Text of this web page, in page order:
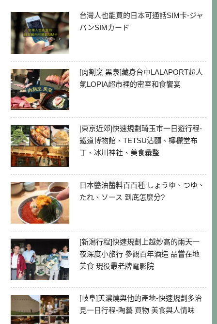
台灣人也能買的日本可通話SIM卡-ジャ
パンSIMカード
[肉割烹 黑泉]藏身台中LALAPORT超人
氣LOPIA超市裡的密室和食饗宴
[東京近郊]快速規劃琦玉市一日遊行程-
鐵道博物館、TETSU沾麵、檸檬堂布
丁、冰川神社、美食彙整
日本醬油醬料百百種 しょうゆ、つゆ、
たれ、ソース 到底怎麼分?
[新潟行程]快速規劃上越妙高的兩天一
夜深度小旅行 參觀百年酒造 品嘗在地
美食 現役最老牌電影院
[岐阜]美濃燒與他的產地-快速規劃多治
見一日行程-陶藝 買物 美食與人情味